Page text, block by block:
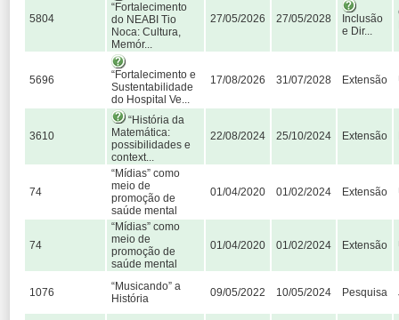
5804
“Fortalecimento
do NEABI Tio
Noca: Cultura,
Memór...
27/05/2026 27/05/2028
Inclusão
e Dir...
5696
“Fortalecimento e
Sustentabilidade
do Hospital Ve...
17/08/2026 31/07/2028 Extensão
3610
“História da
Matemática:
possibilidades e
context...
22/08/2024 25/10/2024 Extensão
74
“Mídias” como
meio de
promoção de
saúde mental
01/04/2020 01/02/2024 Extensão
74
“Mídias” como
meio de
promoção de
saúde mental
01/04/2020 01/02/2024 Extensão
1076
“Musicando” a
História
09/05/2022 10/05/2024 Pesquisa